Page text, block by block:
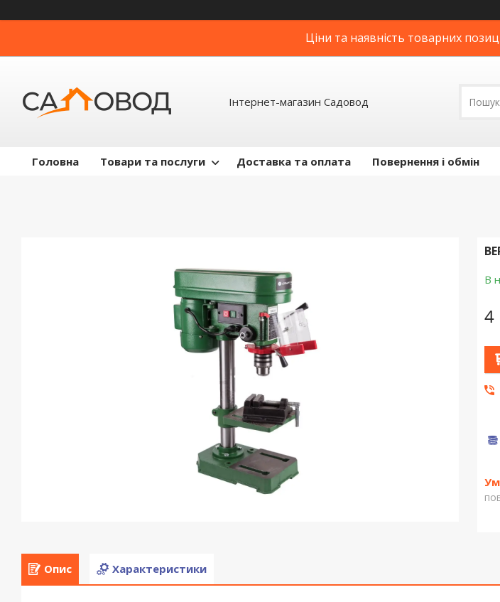
Ціни та наявність товарних
Інтернет-магазин Садовод
Головна Товари та послуги Доставка та оплата Повернення і обмін
В
4
Опис Характеристики